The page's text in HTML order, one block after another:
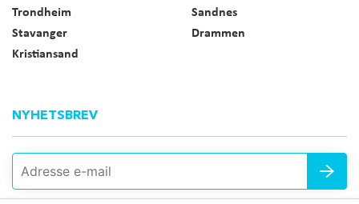
Trondheim
Stavanger
Kristiansand
Sandnes
Drammen
NYHETSBREV